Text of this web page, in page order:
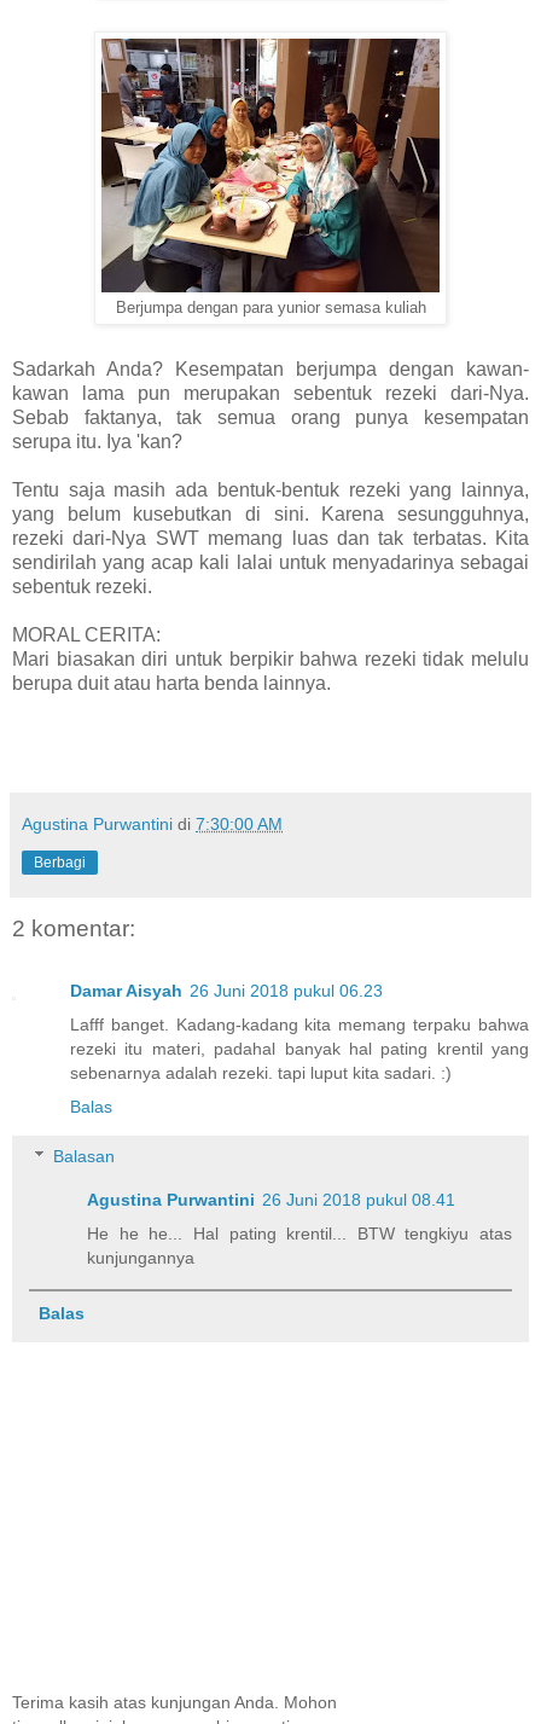
Berjumpa dengan para yunior semasa kuliah
Sadarkah Anda? Kesempatan berjumpa dengan kawan-
kawan lama pun merupakan sebentuk rezeki dari-Nya.
Sebab faktanya, tak semua orang punya kesempatan
serupa itu. Iya 'kan?
Tentu saja masih ada bentuk-bentuk rezeki yang lainnya,
yang belum kusebutkan di sini. Karena sesungguhnya,
rezeki dari-Nya SWT memang luas dan tak terbatas. Kita
sendirilah yang acap kali lalai untuk menyadarinya sebagai
sebentuk rezeki.
MORAL CERITA:
Mari biasakan diri untuk berpikir bahwa rezeki tidak melulu
berupa duit atau harta benda lainnya.
Agustina Purwantini di 7:30:00 AM
Berbagi
2 komentar:
Damar Aisyah 26 Juni 2018 pukul 06.23
Lafff banget. Kadang-kadang kita memang terpaku bahwa
rezeki itu materi, padahal banyak hal pating krentil yang
sebenarnya adalah rezeki. tapi luput kita sadari. :)
Balas
Balasan
Agustina Purwantini 26 Juni 2018 pukul 08.41
He he he... Hal pating krentil... BTW tengkiyu atas
kunjungannya
Balas
Terima kasih atas kunjungan Anda. Mohon